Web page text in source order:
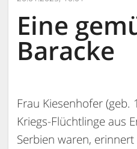
Eine
Baracke
Frau Kiesenhofer (geb.
Kriegs-Flüchtlinge aus
Serbien waren,